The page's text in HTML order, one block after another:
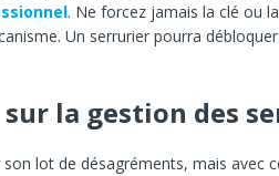
. Ne forcez jamais la clé ou
Un serrurier pourra
la gestion des
son lot de désagréments, mais avec